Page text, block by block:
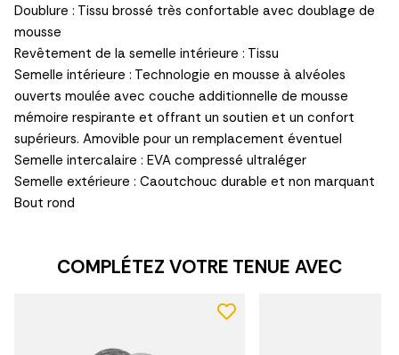
Doublure : Tissu brossé très confortable avec doublage de
mousse
Revêtement de la semelle intérieure : Tissu
Semelle intérieure : Technologie en mousse à alvéoles
ouverts moulée avec couche additionnelle de mousse
mémoire respirante et offrant un soutien et un confort
supérieurs. Amovible pour un remplacement éventuel
Semelle intercalaire : EVA compressé ultraléger
Semelle extérieure : Caoutchouc durable et non marquant
Bout rond
COMPLÉTEZ VOTRE TENUE AVEC